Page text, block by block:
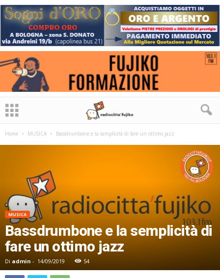
Home MUSICA Bassdrumbone e la semplicità di fare un ottimo jazz
MUSICA
Bassdrumbone e la semplicità di
fare un ottimo jazz
Di admin - 14/09/2019 54